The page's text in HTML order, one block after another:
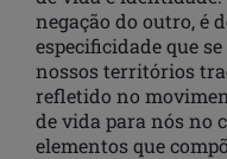
negação do outro, é
especificidade que
nossos territórios
refletido no
de vida para nós no
elementos que